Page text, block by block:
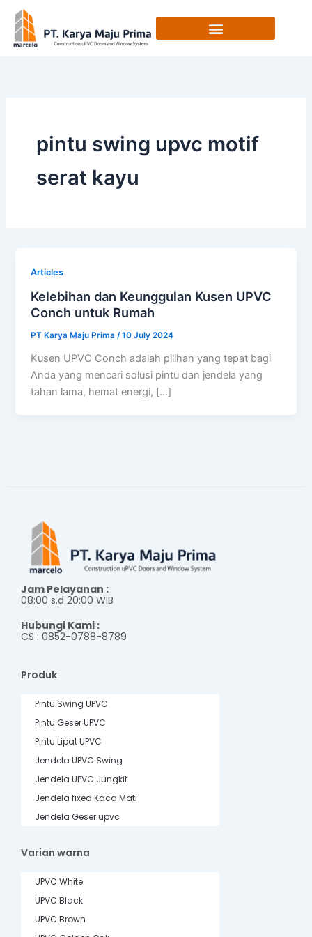
content
pintu swing upvc motif
serat kayu
Articles
Kelebihan dan Keunggulan Kusen UPVC
Conch untuk Rumah
PT Karya Maju Prima /10 July 2024
Kusen UPVC Conch adalah pilihan yang tepat bagi
Anda yang mencari solusi pintu dan jendela yang
tahan lama, hemat energi, […]
Jam Pelayanan :
08:00 s.d 20:00 WIB
Hubungi Kami :
CS : 0852-0788-8789
Produk
Pintu Swing UPVC
Pintu Geser UPVC
Pintu Lipat UPVC
Jendela UPVC Swing
Jendela UPVC Jungkit
Jendela fixed Kaca Mati
Jendela Geser upvc
Varian warna
UPVC White
UPVC Black
UPVC Brown